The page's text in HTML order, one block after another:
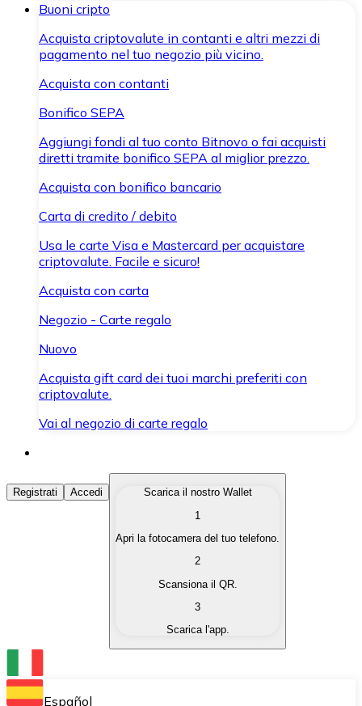
Buoni cripto
Acquista criptovalute in contanti e altri mezzi di
pagamento nel tuo negozio più vicino.
Acquista con contanti
Bonifico SEPA
Aggiungi fondi al tuo conto Bitnovo o fai acquisti
diretti tramite bonifico SEPA al miglior prezzo.
Acquista con bonifico bancario
Carta di credito / debito
Usa le carte Visa e Mastercard per acquistare
criptovalute. Facile e sicuro!
Acquista con carta
Negozio - Carte regalo
Nuovo
Acquista gift card dei tuoi marchi preferiti con
criptovalute.
Vai al negozio di carte regalo
Acquista Criptovalute
Acquista le criptovalute che ti interessano in modo
Converti le tue criptovalute in valuta fiat quando ne
Scambia una criptovaluta con un'altra
Conserva le tue cripto in un Wallet self-custodial.
Registrati Accedi
Scarica il nostro Wallet
1
Apri la fotocamera del tuo telefono.
2
Scansiona il QR.
3
Scarica l'app.
Español